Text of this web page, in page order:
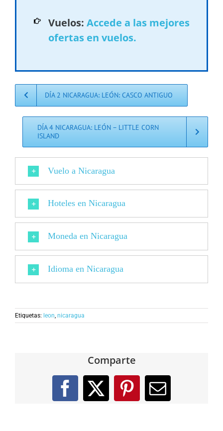
Vuelos: Accede a las mejores
ofertas en vuelos.
DÍA 2 NICARAGUA: LEÓN: CASCO ANTIGUO
DÍA 4 NICARAGUA: LEÓN – LITTLE CORN
ISLAND
Vuelo a Nicaragua
Hoteles en Nicaragua
Moneda en Nicaragua
Idioma en Nicaragua
Etiquetas: leon, nicaragua
Comparte
Facebook
X PinterestCorreo